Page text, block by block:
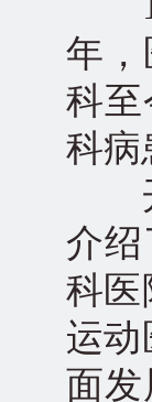
年，
科至
科病
开
介绍
科医
运动
面发